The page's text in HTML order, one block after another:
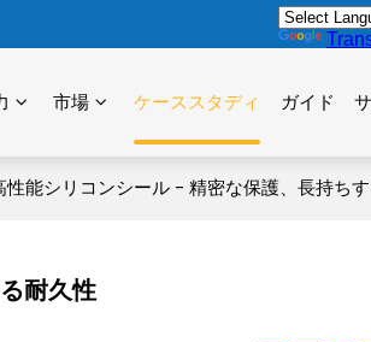
市場 ケーススタディ ガイド
性能シリコンシール - 精密な保護、長持ち
耐久性